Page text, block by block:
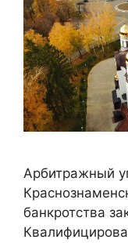
Арбитражный
банкротства